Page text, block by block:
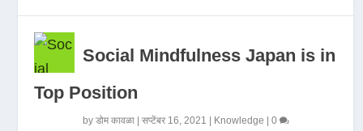
Social Mindfulness Japan is in
Top Position
byडोम कावळा |सप्टेंबर 16, 2021 Knowledge |0